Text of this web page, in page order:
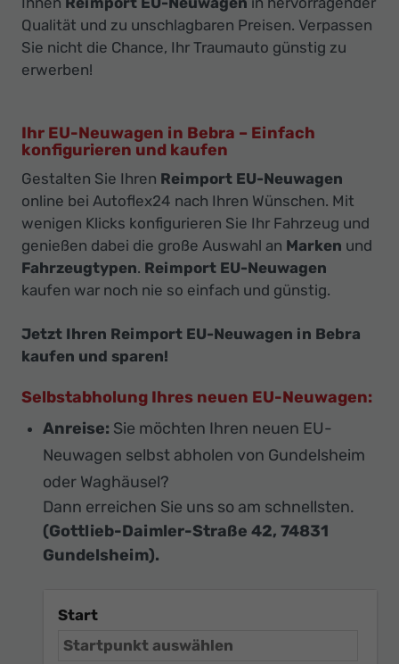
Qualität und zu unschlagbaren Preisen. Verpassen
Sie nicht die Chance, Ihr Traumauto günstig zu
erwerben!
Ihr EU-Neuwagen in Bebra – Einfach
konfigurieren und kaufen
Gestalten Sie Ihren Reimport EU-Neuwagen
online bei Autoflex24 nach Ihren Wünschen. Mit
wenigen Klicks konfigurieren Sie Ihr Fahrzeug und
genießen dabei die große Auswahl an Marken und
Fahrzeugtypen. Reimport EU-Neuwagen
kaufen war noch nie so einfach und günstig.
Jetzt Ihren Reimport EU-Neuwagen in Bebra
kaufen und sparen!
Selbstabholung Ihres neuen EU-Neuwagen:
Anreise: Sie möchten Ihren neuen EU-
Neuwagen selbst abholen von Gundelsheim
oder Waghäusel?
Dann erreichen Sie uns so am schnellsten.
(Gottlieb-Daimler-Straße 42, 74831
Gundelsheim).
Start